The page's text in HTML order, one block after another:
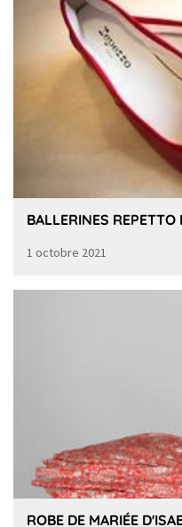
BALLERINES
1 octobre 2021
ROBE DE MARIÉE